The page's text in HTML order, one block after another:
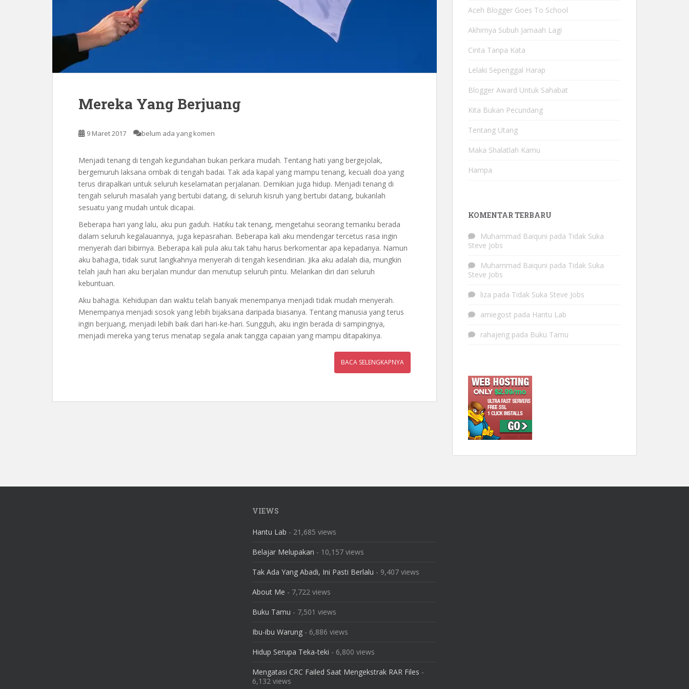
Mereka Yang Berjuang
9 Maret 2017 belum ada yang komen
Menjadi tenang di tengah kegundahan bukan perkara mudah. Tentang hati yang bergejolak,
bergemuruh laksana ombak di tengah badai. Tak ada kapal yang mampu tenang, kecuali doa yang
terus dirapalkan untuk seluruh keselamatan perjalanan. Demikian juga hidup. Menjadi tenang di
tengah seluruh masalah yang bertubi datang, di seluruh kisruh yang bertubi datang, bukanlah
sesuatu yang mudah untuk dicapai.
Beberapa hari yang lalu, aku pun gaduh. Hatiku tak tenang, mengetahui seorang temanku berada
dalam seluruh kegalauannya, juga kepasrahan. Beberapa kali aku mendengar tercetus rasa ingin
menyerah dari bibirnya. Beberapa kali pula aku tak tahu harus berkomentar apa kepadanya. Namun
aku bahagia, tidak surut langkahnya menyerah di tengah kesendirian. Jika aku adalah dia, mungkin
telah jauh hari aku berjalan mundur dan menutup seluruh pintu. Melarikan diri dari seluruh
kebuntuan.
Aku bahagia. Kehidupan dan waktu telah banyak menempanya menjadi tidak mudah menyerah.
Menempanya menjadi sosok yang lebih bijaksana daripada biasanya. Tentang manusia yang terus
ingin berjuang, menjadi lebih baik dari hari-ke-hari. Sungguh, aku ingin berada di sampingnya,
menjadi mereka yang terus menatap segala anak tangga capaian yang mampu ditapakinya.
BACA SELENGKAPNYA
Aceh Blogger Goes To School
Akhirnya Subuh Jamaah Lagi
Cinta Tanpa Kata
Lelaki Sepenggal Harap
Blogger Award Untuk Sahabat
Kita Bukan Pecundang
Tentang Utang
Maka Shalatlah Kamu
Hampa
KOMENTAR TERBARU
Muhammad Baiquni pada Tidak Suka
Steve Jobs
Muhammad Baiquni pada Tidak Suka
Steve Jobs
liza pada Tidak Suka Steve Jobs
amiegost pada Hantu Lab
rahajeng pada Buku Tamu
VIEWS
Hantu Lab - 21,685 views
Belajar Melupakan - 10,157 views
Tak Ada Yang Abadi, Ini Pasti Berlalu - 9,407 views
About Me - 7,722 views
Buku Tamu - 7,501 views
Ibu-ibu Warung - 6,886 views
Hidup Serupa Teka-teki - 6,800 views
Mengatasi CRC Failed Saat Mengekstrak RAR Files -
6,132 views